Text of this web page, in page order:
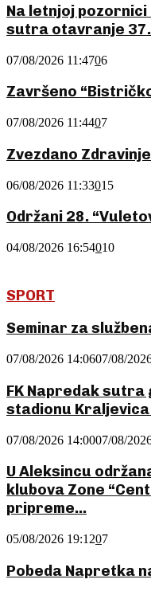
Na letnjoj
sutra otavranje
07/08/2026 11:4706
Završeno
07/08/2026 11:4407
Zvezdano
06/08/2026 11:33015
Održani 28.
04/08/2026 16:54010
SPORT
Seminar za
07/08/2026 14:0607/08/
FK Napredak
stadionu
07/08/2026 14:0007/08/
U Aleksincu
klubova Zone
pripreme...
05/08/2026 19:1207
Pobeda Napretka